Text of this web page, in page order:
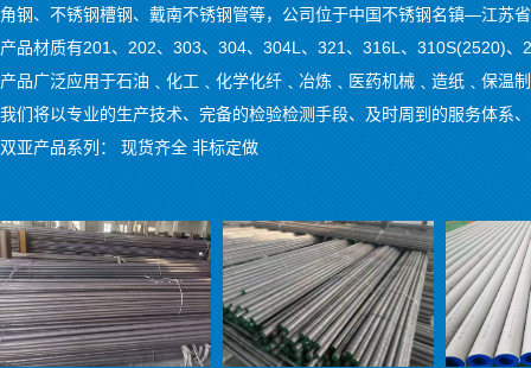
不
角钢、不锈钢槽钢、戴南不锈钢管等，公司位于中国不锈钢名镇—江苏
产品材质有201、202、303、304、304L、321、316L、310S(2520)
产品广泛应用于石油﹑化工﹑化学化纤﹑冶炼﹑医药机械﹑造纸﹑保温
我们将以专业的生产技术、完备的检验检测手段、及时周到的服务体系
双亚产品系列： 现货齐全 非标定做
不锈钢型材类：不锈钢角钢、不锈钢扁钢、不锈钢槽钢、不锈钢方钢等。
不锈钢线材类：不锈钢丝(盘丝)、不锈钢钢丝绳
不锈钢管 不锈钢无缝管 2205不锈钢管 2520不锈钢管 不锈钢六角管 不
钢 戴南不锈钢管 戴南不锈钢棒材 不锈钢钢丝绳 由兴化市双亚不锈钢制